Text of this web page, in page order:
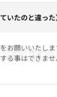
いたのと違った
お願いいたしま
事はできませ